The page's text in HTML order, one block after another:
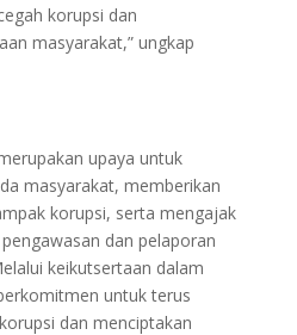
korupsi dan
masyarakat,” ungkap
upaya untuk
masyarakat, memberikan
korupsi, serta mengajak
dan pelaporan
keikutsertaan dalam
untuk terus
dan menciptakan